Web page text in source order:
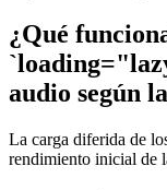
¿Qué
audio según
La carga diferida de
rendimiento inicial de